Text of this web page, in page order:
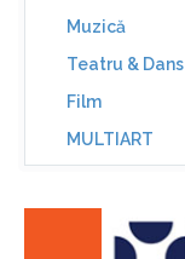
Muzică
Teatru & Dans
Film
MULTIART